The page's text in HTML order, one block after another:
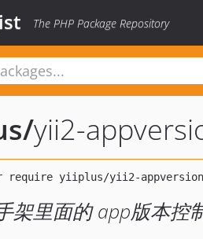
The PHP Package Repository
/yii2-
架里面的 app版本控